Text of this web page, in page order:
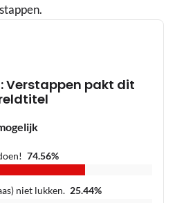
Verstappen pakt dit
74.56%
niet lukken. 25.44%